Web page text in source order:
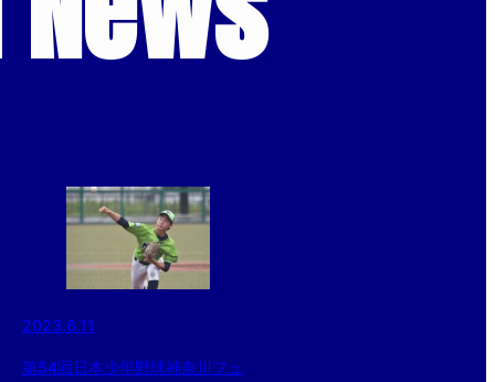
2023.6.11
第54回日本少年野球神奈川フュ